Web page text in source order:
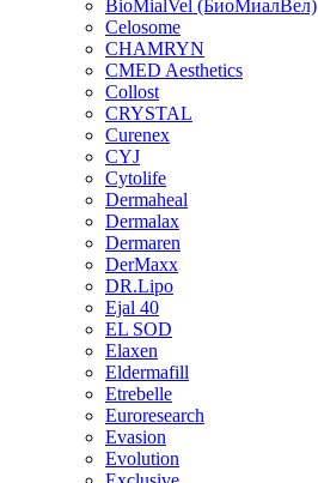
BioMialVel (БиоМиалВел)
Celosome
CHAMRYN
CMED Aesthetics
Collost
CRYSTAL
Curenex
CYJ
Cytolife
Dermaheal
Dermalax
Dermaren
DerMaxx
DR.Lipo
Ejal 40
EL SOD
Elaxen
Eldermafill
Etrebelle
Euroresearch
Evasion
Evolution